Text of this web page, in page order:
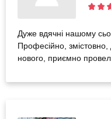
Дуже вдячні нашому
Професійно,
нового, приємно